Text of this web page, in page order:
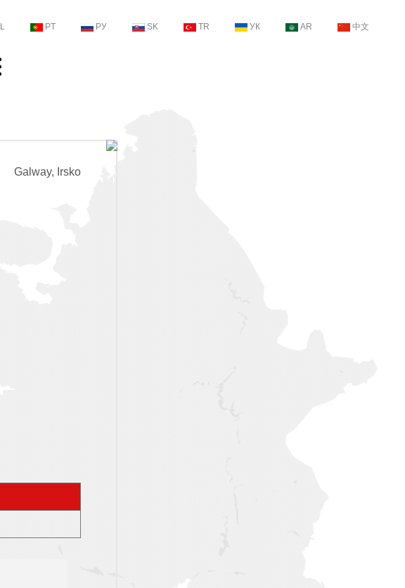
PT РУ SK TR УК AR 中文
Galway, Irsko